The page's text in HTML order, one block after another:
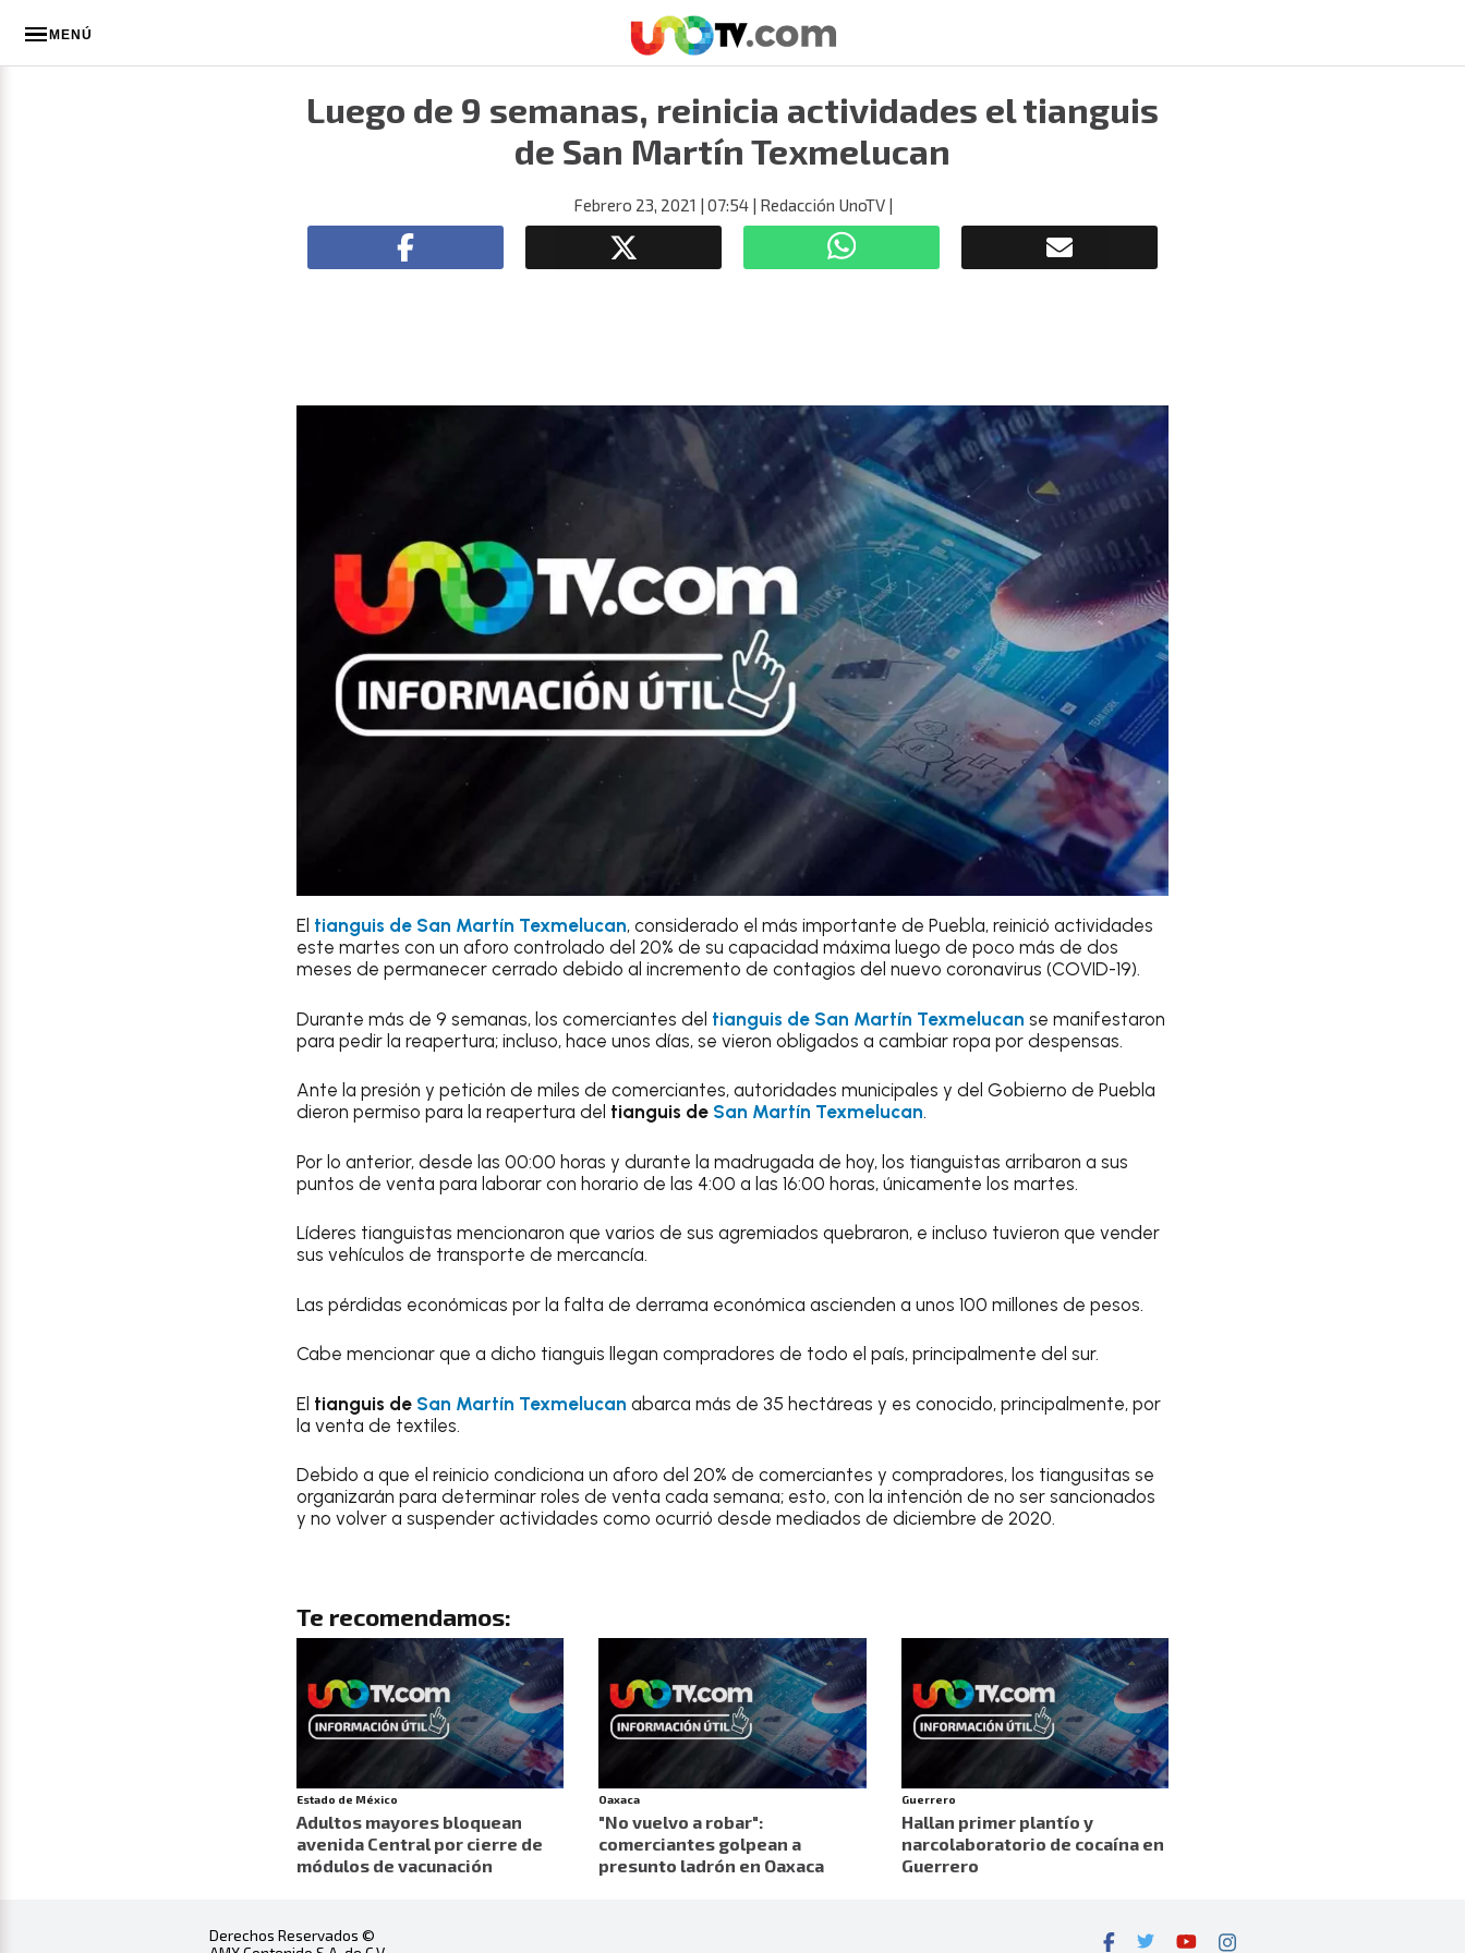
MENÚ
Luego de 9 semanas, reinicia actividades el tianguis
de San Martín Texmelucan
Febrero 23, 2021 | 07:54| Redacción UnoTV|
El tianguis de San Martín Texmelucan, considerado el más importante de Puebla, reinició actividades
este martes con un aforo controlado del 20% de su capacidad máxima luego de poco más de dos
meses de permanecer cerrado debido al incremento de contagios del nuevo coronavirus (COVID-19).
Durante más de 9 semanas, los comerciantes del tianguis de San Martín Texmelucan se manifestaron
para pedir la reapertura; incluso, hace unos días, se vieron obligados a cambiar ropa por despensas.
Ante la presión y petición de miles de comerciantes, autoridades municipales y del Gobierno de Puebla
dieron permiso para la reapertura del tianguis de San Martín Texmelucan.
Por lo anterior, desde las 00:00 horas y durante la madrugada de hoy, los tianguistas arribaron a sus
puntos de venta para laborar con horario de las 4:00 a las 16:00 horas, únicamente los martes.
Líderes tianguistas mencionaron que varios de sus agremiados quebraron, e incluso tuvieron que vender
sus vehículos de transporte de mercancía.
Las pérdidas económicas por la falta de derrama económica ascienden a unos 100 millones de pesos.
Cabe mencionar que a dicho tianguis llegan compradores de todo el país, principalmente del sur.
El tianguis de San Martín Texmelucan abarca más de 35 hectáreas y es conocido, principalmente, por
la venta de textiles.
Debido a que el reinicio condiciona un aforo del 20% de comerciantes y compradores, los tiangusitas se
organizarán para determinar roles de venta cada semana; esto, con la intención de no ser sancionados
y no volver a suspender actividades como ocurrió desde mediados de diciembre de 2020.
Te recomendamos:
Estado de México
Adultos mayores bloquean
avenida Central por cierre de
módulos de vacunación
Oaxaca
"No vuelvo a robar":
comerciantes golpean a
presunto ladrón en Oaxaca
Guerrero
Hallan primer plantío y
narcolaboratorio de cocaína en
Guerrero
Derechos Reservados ©